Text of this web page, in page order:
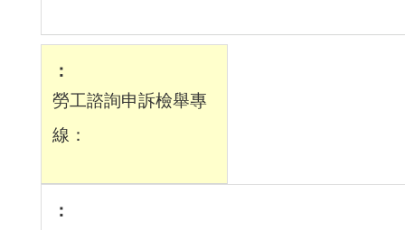
勞工諮詢申訴檢舉專
線：